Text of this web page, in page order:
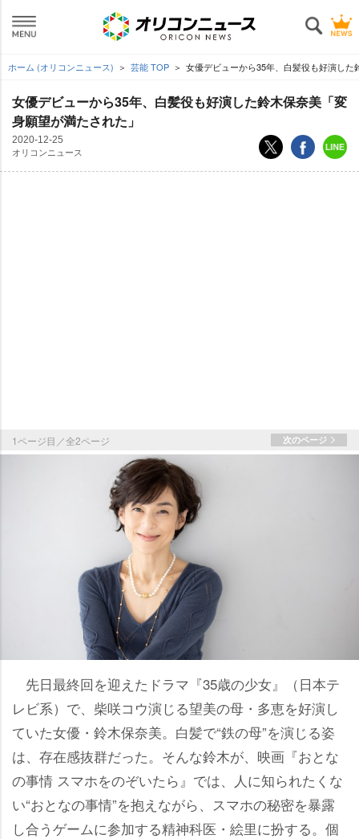
ホーム (オリコンニュース) 芸能 TOP 女優デビューから35年、白髪役も好演し
女優デビューから35年、白髪役も好演した鈴木保奈美「変
身願望が満たされた」
2020-12-25
オリコンニュース
1ページ目／全2ページ 次のページ
先日最終回を迎えたドラマ『35歳の少女』（日本テ
レビ系）で、柴咲コウ演じる望美の母・多恵を好演し
ていた女優・鈴木保奈美。白髪で“鉄の母”を演じる姿
は、存在感抜群だった。そんな鈴木が、映画『おとな
の事情 スマホをのぞいたら』では、人に知られたくな
い“おとなの事情”を抱えながら、スマホの秘密を暴露
し合うゲームに参加する精神科医・絵里に扮する。個